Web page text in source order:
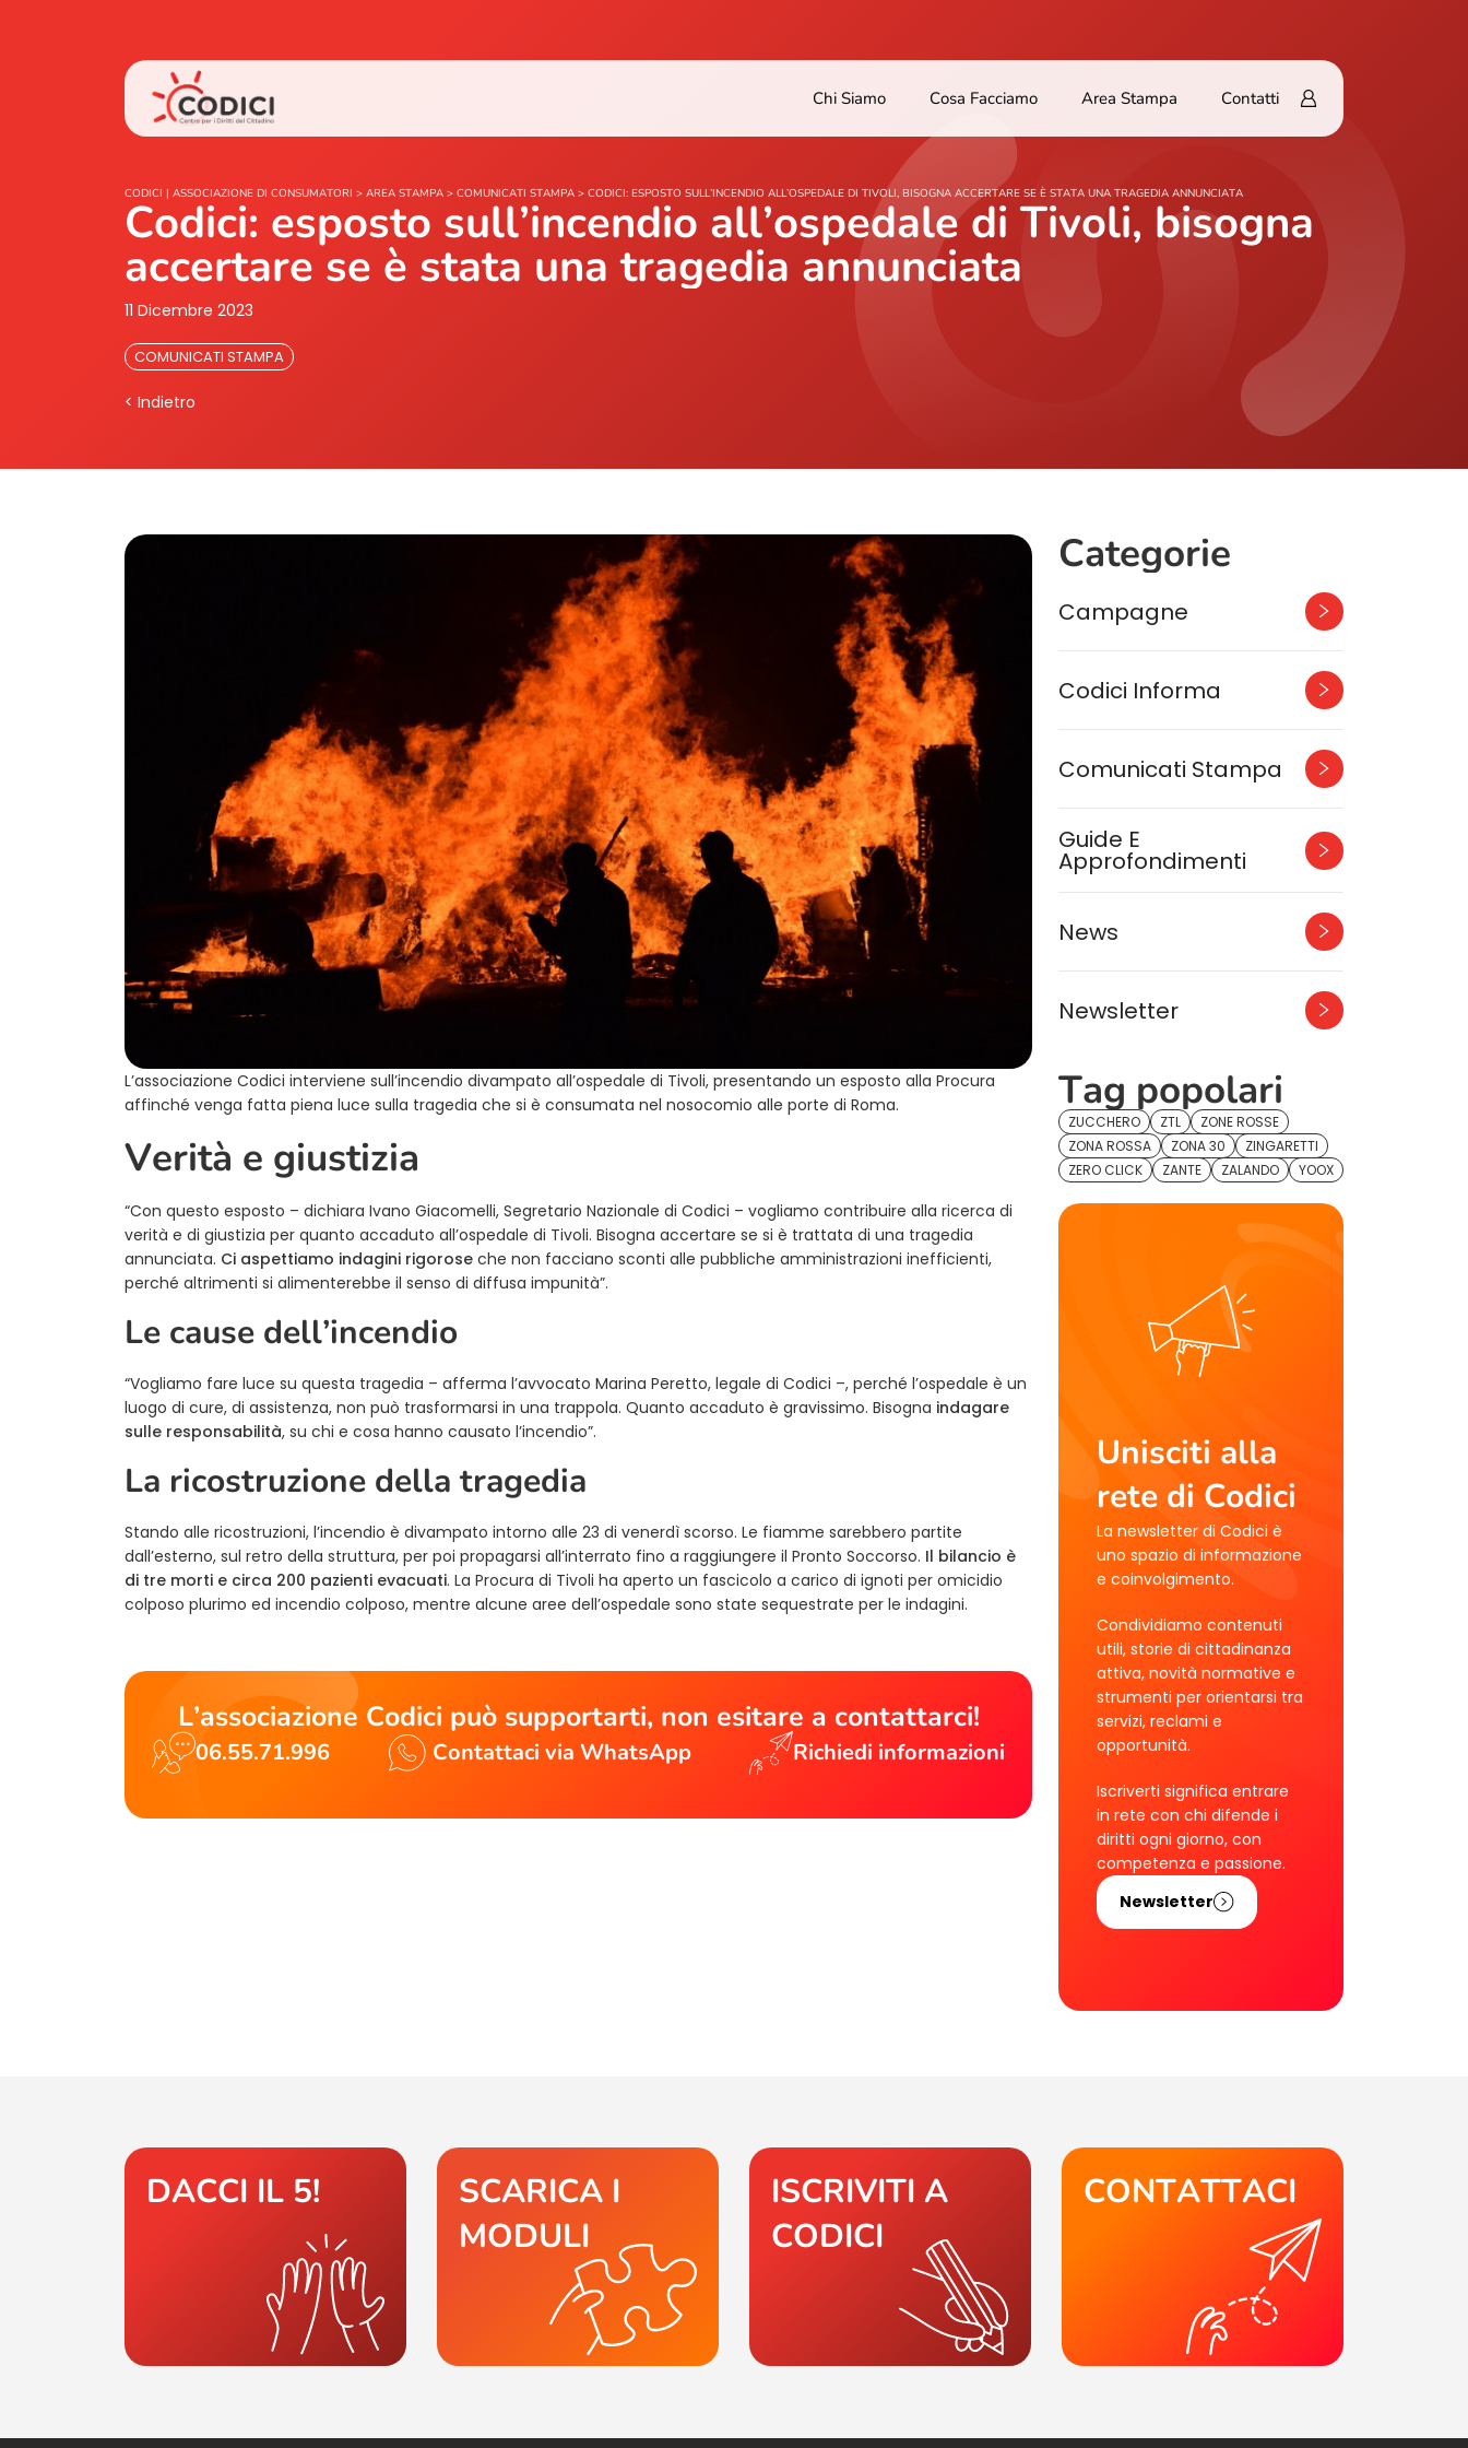
Chi Siamo Cosa Facciamo Area Stampa Contatti
CODICI | ASSOCIAZIONE DI CONSUMATORI > AREA STAMPA > COMUNICATI STAMPA > CODICI: ESPOSTO SULL’INCENDIO ALL’OSPEDALE DI TIVOLI, BISOGNA ACCERTARE SE È STATA UNA TRAGEDIA ANNUNCIATA
Codici: esposto sull’incendio all’ospedale di Tivoli, bisogna
accertare se è stata una tragedia annunciata
11 Dicembre 2023
COMUNICATI STAMPA
< Indietro
L’associazione Codici interviene sull’incendio divampato all’ospedale di Tivoli, presentando un esposto alla Procura
affinché venga fatta piena luce sulla tragedia che si è consumata nel nosocomio alle porte di Roma.
Verità e giustizia
“Con questo esposto – dichiara Ivano Giacomelli, Segretario Nazionale di Codici – vogliamo contribuire alla ricerca di
verità e di giustizia per quanto accaduto all’ospedale di Tivoli. Bisogna accertare se si è trattata di una tragedia
annunciata. Ci aspettiamo indagini rigorose che non facciano sconti alle pubbliche amministrazioni inefficienti,
perché altrimenti si alimenterebbe il senso di diffusa impunità”.
Le cause dell’incendio
“Vogliamo fare luce su questa tragedia – afferma l’avvocato Marina Peretto, legale di Codici –, perché l’ospedale è un
luogo di cure, di assistenza, non può trasformarsi in una trappola. Quanto accaduto è gravissimo. Bisogna indagare
sulle responsabilità, su chi e cosa hanno causato l’incendio”.
La ricostruzione della tragedia
Stando alle ricostruzioni, l’incendio è divampato intorno alle 23 di venerdì scorso. Le fiamme sarebbero partite
dall’esterno, sul retro della struttura, per poi propagarsi all’interrato fino a raggiungere il Pronto Soccorso. Il bilancio è
di tre morti e circa 200 pazienti evacuati. La Procura di Tivoli ha aperto un fascicolo a carico di ignoti per omicidio
colposo plurimo ed incendio colposo, mentre alcune aree dell’ospedale sono state sequestrate per le indagini.
L’associazione Codici può supportarti, non esitare a contattarci!
06.55.71.996 Contattaci via WhatsApp Richiedi informazioni
Categorie
Campagne
Codici Informa
Comunicati Stampa
Guide E
Approfondimenti
News
Newsletter
Tag popolari
ZUCCHERO ZTL
ZONE ROSSE
ZONA ROSSA
ZONA 30
ZINGARETTI
ZERO CLICK
ZANTE ZALANDO YOOX
Unisciti alla
rete di Codici
La newsletter di Codici è
uno spazio di informazione
e coinvolgimento.
Condividiamo contenuti
utili, storie di cittadinanza
attiva, novità normative e
strumenti per orientarsi tra
servizi, reclami e
opportunità.
Iscriverti significa entrare
in rete con chi difende i
diritti ogni giorno, con
competenza e passione.
Newsletter
DACCI IL 5!
SCARICA I
MODULI
ISCRIVITI A
CODICI
CONTATTACI